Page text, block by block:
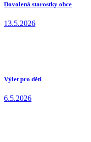
Dovolená starostky obce
13.5.2026
Výlet pro děti
6.5.2026